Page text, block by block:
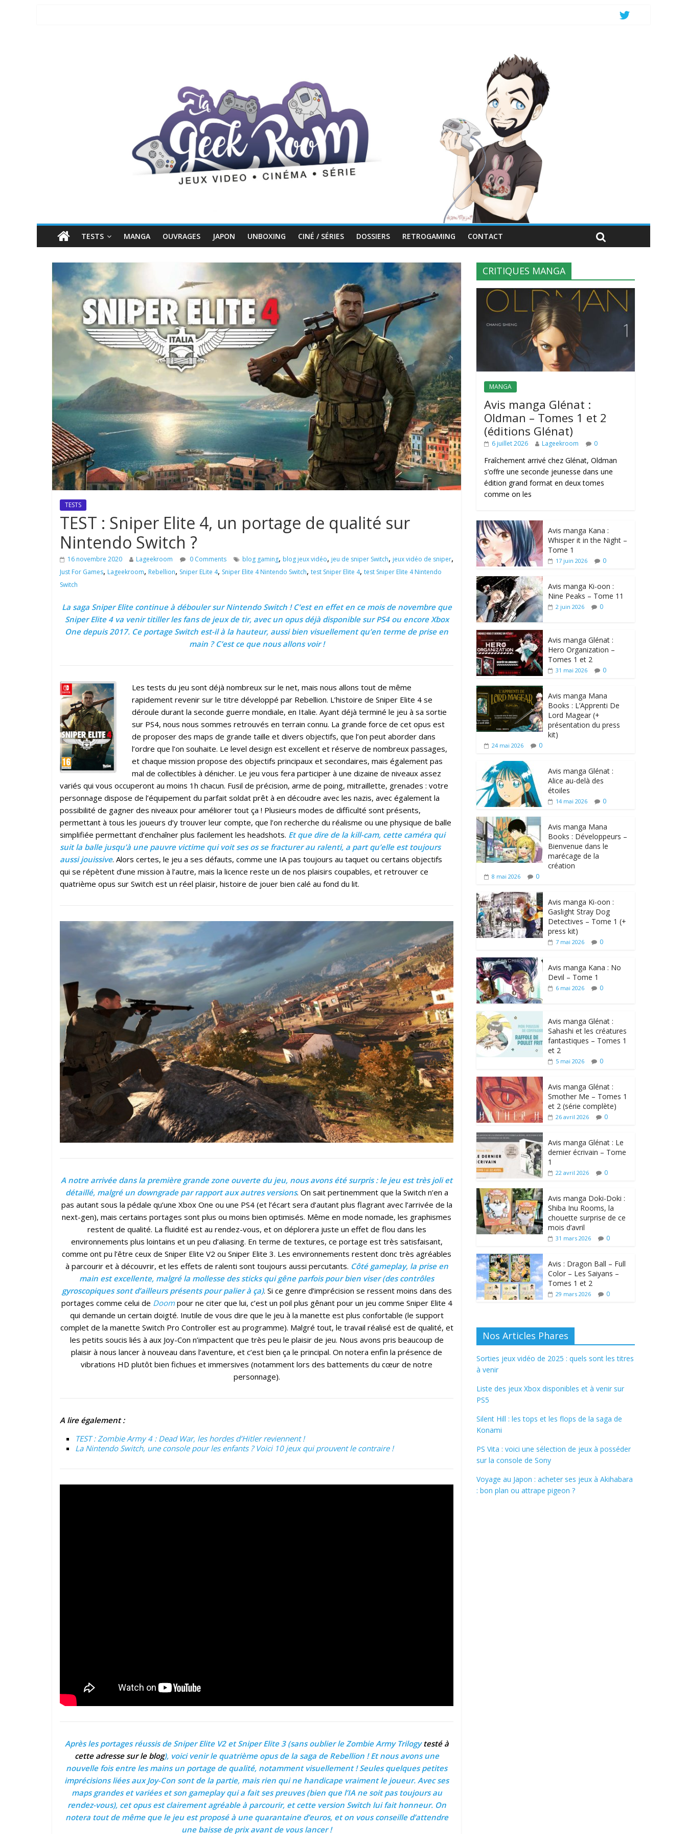
TESTS MANGA OUVRAGES JAPON UNBOXING CINÉ / SÉRIES DOSSIERS RETROGAMING CONTACT
TESTS
TEST : Sniper Elite 4, un portage de qualité sur
Nintendo Switch ?
16 novembre 2020 Lageekroom 0 Comments blog gaming, blog jeux vidéo, jeu de sniper Switch, jeux vidéo de sniper,
Just For Games, Lageekroom, Rebellion, Sniper ELite 4, Sniper Elite 4 Nintendo Switch, test Sniper Elite 4, test Sniper Elite 4 Nintendo
Switch
La saga Sniper Elite continue à débouler sur Nintendo Switch ! C’est en effet en ce mois de novembre que
Sniper Elite 4 va venir titiller les fans de jeux de tir, avec un opus déjà disponible sur PS4 ou encore Xbox
One depuis 2017. Ce portage Switch est-il à la hauteur, aussi bien visuellement qu’en terme de prise en
main ? C’est ce que nous allons voir !
Les tests du jeu sont déjà nombreux sur le net, mais nous allons tout de même
rapidement revenir sur le titre développé par Rebellion. L’histoire de Sniper Elite 4 se
déroule durant la seconde guerre mondiale, en Italie. Ayant déjà terminé le jeu à sa sortie
sur PS4, nous nous sommes retrouvés en terrain connu. La grande force de cet opus est
de proposer des maps de grande taille et divers objectifs, que l’on peut aborder dans
l’ordre que l’on souhaite. Le level design est excellent et réserve de nombreux passages,
et chaque mission propose des objectifs principaux et secondaires, mais également pas
mal de collectibles à dénicher. Le jeu vous fera participer à une dizaine de niveaux assez
variés qui vous occuperont au moins 1h chacun. Fusil de précision, arme de poing, mitraillette, grenades : votre
personnage dispose de l’équipement du parfait soldat prêt à en découdre avec les nazis, avec également la
possibilité de gagner des niveaux pour améliorer tout ça ! Plusieurs modes de difficulté sont présents,
permettant à tous les joueurs d’y trouver leur compte, que l’on recherche du réalisme ou une physique de balle
simplifiée permettant d’enchaîner plus facilement les headshots. Et que dire de la kill-cam, cette caméra qui
suit la balle jusqu’à une pauvre victime qui voit ses os se fracturer au ralenti, a part qu’elle est toujours
aussi jouissive. Alors certes, le jeu a ses défauts, comme une IA pas toujours au taquet ou certains objectifs
qui se répètent d’une mission à l’autre, mais la licence reste un de nos plaisirs coupables, et retrouver ce
quatrième opus sur Switch est un réel plaisir, histoire de jouer bien calé au fond du lit.
A notre arrivée dans la première grande zone ouverte du jeu, nous avons été surpris : le jeu est très joli et
détaillé, malgré un downgrade par rapport aux autres versions. On sait pertinemment que la Switch n’en a
pas autant sous la pédale qu’une Xbox One ou une PS4 (et l’écart sera d’autant plus flagrant avec l’arrivée de la
next-gen), mais certains portages sont plus ou moins bien optimisés. Même en mode nomade, les graphismes
restent de qualité. La fluidité est au rendez-vous, et on déplorera juste un effet de flou dans les
environnements plus lointains et un peu d’aliasing. En terme de textures, ce portage est très satisfaisant,
comme ont pu l’être ceux de Sniper Elite V2 ou Sniper Elite 3. Les environnements restent donc très agréables
à parcourir et à découvrir, et les effets de ralenti sont toujours aussi percutants. Côté gameplay, la prise en
main est excellente, malgré la mollesse des sticks qui gêne parfois pour bien viser (des contrôles
gyroscopiques sont d’ailleurs présents pour palier à ça). Si ce genre d’imprécision se ressent moins dans des
portages comme celui de Doompour ne citer que lui, c’est un poil plus gênant pour un jeu comme Sniper Elite 4
qui demande un certain doigté. Inutile de vous dire que le jeu à la manette est plus confortable (le support
complet de la manette Switch Pro Controller est au programme). Malgré tout, le travail réalisé est de qualité, et
les petits soucis liés à aux Joy-Con n’impactent que très peu le plaisir de jeu. Nous avons pris beaucoup de
plaisir à nous lancer à nouveau dans l’aventure, et c’est bien ça le principal. On notera enfin la présence de
vibrations HD plutôt bien fichues et immersives (notamment lors des battements du cœur de notre
personnage).
A lire également :
TEST : Zombie Army 4 : Dead War, les hordes d’Hitler reviennent !
La Nintendo Switch, une console pour les enfants ? Voici 10 jeux qui prouvent le contraire !
Après les portages réussis de Sniper Elite V2 et Sniper Elite 3 (sans oublier le Zombie Army Trilogytesté à
cette adresse sur le blog), voici venir le quatrième opus de la saga de Rebellion ! Et nous avons une
nouvelle fois entre les mains un portage de qualité, notamment visuellement ! Seules quelques petites
imprécisions liées aux Joy-Con sont de la partie, mais rien qui ne handicape vraiment le joueur. Avec ses
maps grandes et variées et son gameplay qui a fait ses preuves (bien que l’IA ne soit pas toujours au
rendez-vous), cet opus est clairement agréable à parcourir, et cette version Switch lui fait honneur. On
notera tout de même que le jeu est proposé à une quarantaine d’euros, et on vous conseille d’attendre
une baisse de prix avant de vous lancer !
CRITIQUES MANGA
MANGA
Avis manga Glénat :
Oldman – Tomes 1 et 2
(éditions Glénat)
6 juillet 2026 Lageekroom 0
Fraîchement arrivé chez Glénat, Oldman
s’offre une seconde jeunesse dans une
édition grand format en deux tomes
comme on les
Avis manga Kana :
Whisper it in the Night –
Tome 1
17 juin 2026 0
Avis manga Ki-oon :
Nine Peaks – Tome 11
2 juin 2026 0
Avis manga Glénat :
Hero Organization –
Tomes 1 et 2
31 mai 2026 0
Avis manga Mana
Books : L’Apprenti De
Lord Magear (+
présentation du press
kit)
24 mai 2026 0
Avis manga Glénat :
Alice au-delà des
étoiles
14 mai 2026 0
Avis manga Mana
Books : Développeurs –
Bienvenue dans le
marécage de la
création
8 mai 2026 0
Avis manga Ki-oon :
Gaslight Stray Dog
Detectives – Tome 1 (+
press kit)
7 mai 2026 0
Avis manga Kana : No
Devil – Tome 1
6 mai 2026 0
Avis manga Glénat :
Sahashi et les créatures
fantastiques – Tomes 1
et 2
5 mai 2026 0
Avis manga Glénat :
Smother Me – Tomes 1
et 2 (série complète)
26 avril 2026 0
Avis manga Glénat : Le
dernier écrivain – Tome
1
22 avril 2026 0
Avis manga Doki-Doki :
Shiba Inu Rooms, la
chouette surprise de ce
mois d’avril
31 mars 2026 0
Avis : Dragon Ball – Full
Color – Les Saiyans –
Tomes 1 et 2
29 mars 2026 0
Nos Articles Phares
Sorties jeux vidéo de 2025 : quels sont les titres
à venir
Liste des jeux Xbox disponibles et à venir sur
PS5
Silent Hill : les tops et les flops de la saga de
Konami
PS Vita : voici une sélection de jeux à posséder
sur la console de Sony
Voyage au Japon : acheter ses jeux à Akihabara
: bon plan ou attrape pigeon ?